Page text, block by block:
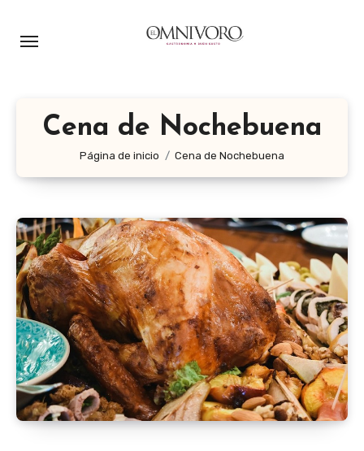
Cena de Nochebuena
Página de inicio Cena de Nochebuena